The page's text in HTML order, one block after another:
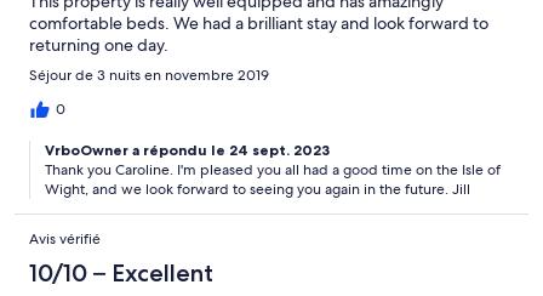
comfortable beds. We had a brilliant stay and look forward to
returning one day.
Séjour de 3 nuits en novembre 2019
0
VrboOwner a répondu le 24 sept. 2023
Thank you Caroline. I'm pleased you all had a good time on the Isle of
Wight, and we look forward to seeing you again in the future. Jill
Avis vérifié
10/10 – Excellent